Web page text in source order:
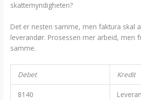
skattemyndigheten?
Det er nesten samme, men faktura skal
leverandør. Prosessen mer arbeid, men
samme.
Debet Kredit
8140